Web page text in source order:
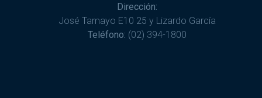
Dirección:
José Tamayo E10 25 y Lizardo García
Teléfono: (02) 394-1800